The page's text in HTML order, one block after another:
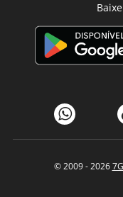
© 2009 - 2026